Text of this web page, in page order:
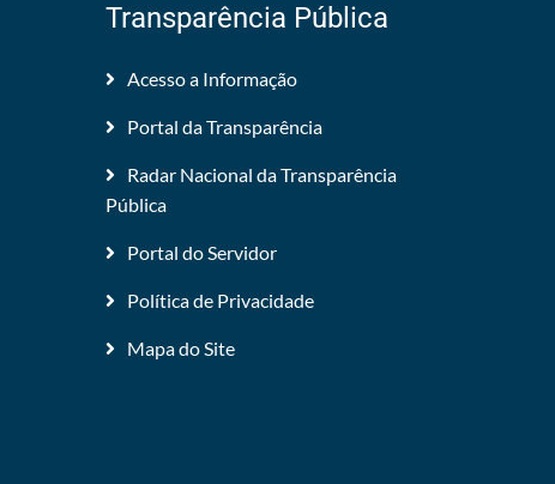
Transparência Pública
Acesso a Informação
Portal da Transparência
Radar Nacional da Transparência
Pública
Portal do Servidor
Política de Privacidade
Mapa do Site